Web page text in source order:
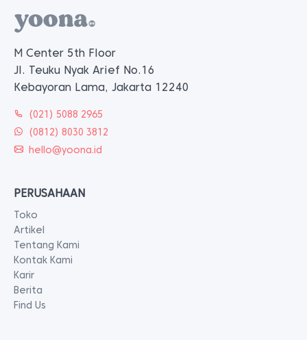
M Center 5th Floor
Jl. Teuku Nyak Arief No.16
Kebayoran Lama, Jakarta 12240
(021) 5088 2965
(0812) 8030 3812
hello@yoona.id
PERUSAHAAN
Toko
Artikel
Tentang Kami
Kontak Kami
Karir
Berita
Find Us